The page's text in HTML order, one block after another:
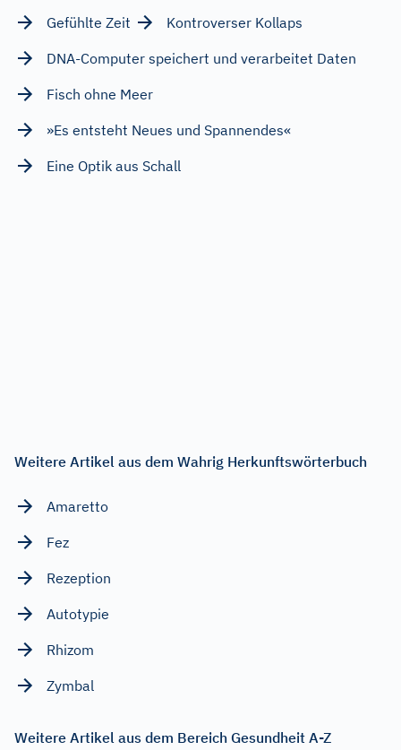
Gefühlte Zeit
Kontroverser Kollaps
DNA-Computer speichert und verarbeitet Daten
Fisch ohne Meer
»Es entsteht Neues und Spannendes«
Eine Optik aus Schall
Weitere Artikel aus dem Wahrig Herkunftswörterbuch
Amaretto
Fez
Rezeption
Autotypie
Rhizom
Zymbal
Weitere Artikel aus dem Bereich Gesundheit A-Z